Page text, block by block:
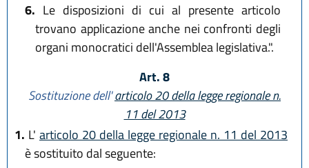
6. Le disposizioni di cui al presente articolo
trovano applicazione anche nei confronti degli
organi monocratici dell'Assemblea legislativa.".
Art. 8
Sostituzione dell'articolo 20 della legge regionale n.
11 del 2013
1. L' articolo 20 della legge regionale n. 11 del 2013
è sostituito dal seguente: